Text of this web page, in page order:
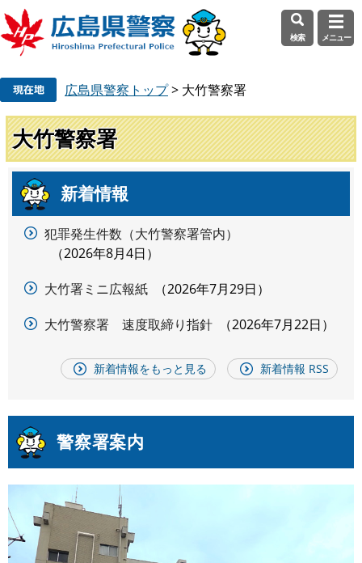
の
先
頭
ー
を
飛
検索 メニュー
広島県警察トップ> 大竹警察署
大竹警察署
本
文
新着情報
犯罪発生件数（大竹警察署管内）
2026年8月4日
大竹署ミニ広報紙
2026年7月29日
大竹警察署 速度取締り指針
2026年7月22日
新着情報をもっと見る 新着情報 RSS
警察署案内